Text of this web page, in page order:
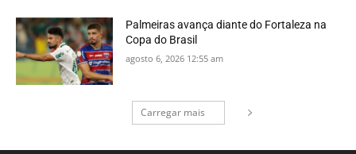
Palmeiras avança diante do Fortaleza na
Copa do Brasil
agosto 6, 2026 12:55 am
Carregar mais